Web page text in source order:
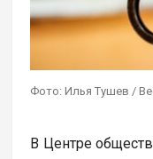
Фото: Илья Тушев /
В Центре